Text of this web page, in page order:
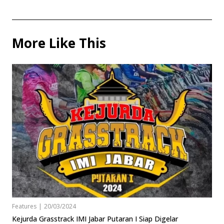
More Like This
Features | 20/03/2024
Kejurda Grasstrack IMI Jabar Putaran I Siap Digelar